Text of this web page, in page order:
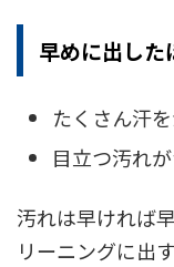
早めに出した
たくさん汗
目立つ汚れ
汚れは早ければ
リーニングに出